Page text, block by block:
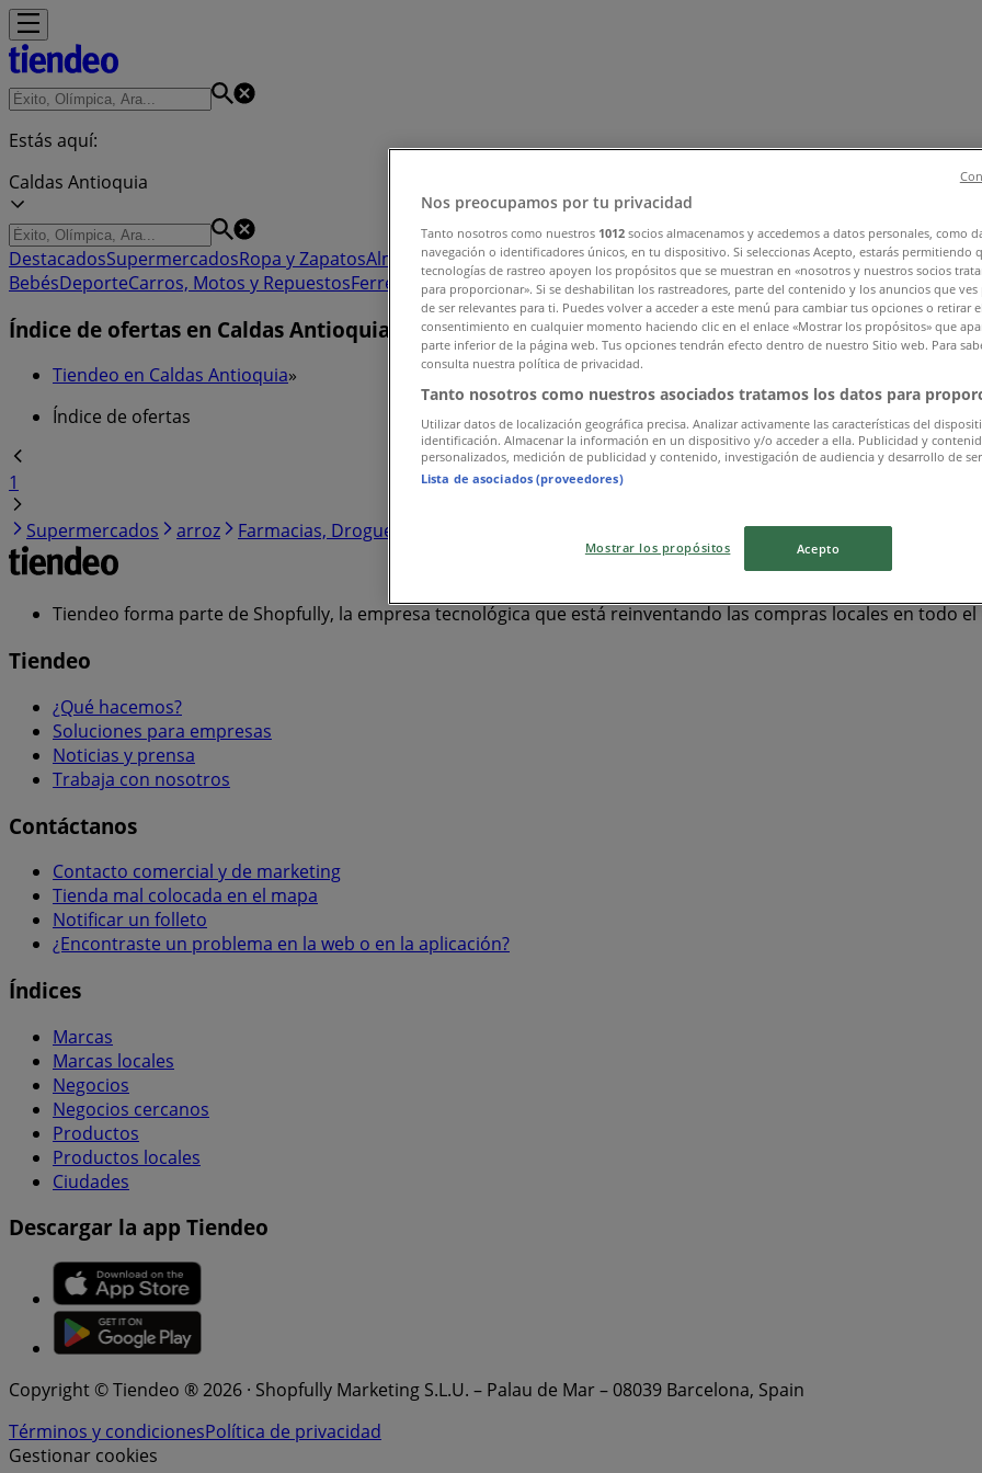
Estás aquí:
Caldas Antioquia
DestacadosSupermercadosRopa y ZapatosAlmacenesHogar y MueblesInformática y ElectrónicaFarmacias,
BebésDeporteCarros, Motos y RepuestosFerreterías y ConstrucciónLibros y CineViajesBancos y Seguros
Índice de ofertas en Caldas Antioquia
Tiendeo en Caldas Antioquia»
Índice de ofertas
1
Supermercados
arroz Farmacias, Droguerías y Ópticas televisores
Tiendeo forma parte de Shopfully, la empresa tecnológica que está reinventando las compras locales en todo
Tiendeo
¿Qué hacemos?
Soluciones para empresas
Noticias y prensa
Trabaja con nosotros
Contáctanos
Contacto comercial y de marketing
Tienda mal colocada en el mapa
Notificar un folleto
¿Encontraste un problema en la web o en la aplicación?
Índices
Marcas
Marcas locales
Negocios
Negocios cercanos
Productos
Productos locales
Ciudades
Descargar la app Tiendeo
Copyright © Tiendeo ® 2026 · Shopfully Marketing S.L.U. – Palau de Mar – 08039 Barcelona, Spain
Términos y condicionesPolítica de privacidad
Gestionar cookies
Nos preocupamos por tu privacidad
Tanto nosotros como nuestros 1012 socios almacenamos y accedemos a datos personales, como
navegación o identificadores únicos, en tu dispositivo. Si seleccionas Acepto, estarás permitiendo
tecnologías de rastreo apoyen los propósitos que se muestran en «nosotros y nuestros socios
para proporcionar». Si se deshabilitan los rastreadores, parte del contenido y los anuncios que
de ser relevantes para ti. Puedes volver a acceder a este menú para cambiar tus opciones o retirar el
consentimiento en cualquier momento haciendo clic en el enlace «Mostrar los propósitos» que
parte inferior de la página web. Tus opciones tendrán efecto dentro de nuestro Sitio web. Para
consulta nuestra política de privacidad.
Tanto nosotros como nuestros asociados tratamos los datos para
Utilizar datos de localización geográfica precisa. Analizar activamente las características del
identificación. Almacenar la información en un dispositivo y/o acceder a ella. Publicidad y
personalizados, medición de publicidad y contenido, investigación de audiencia y desarrollo de
Lista de asociados (proveedores)
Mostrar los propósitos Acepto